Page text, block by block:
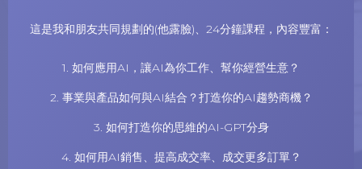
這是我和朋友共同規劃的(他露臉)、24分鐘課程，內容豐富：
1. 如何應用AI，讓AI為你工作、幫你經營生意？
2. 事業與產品如何與AI結合？打造你的AI趨勢商機？
3. 如何打造你的思維的AI-GPT分身
4. 如何用AI銷售、提高成交率、成交更多訂單？